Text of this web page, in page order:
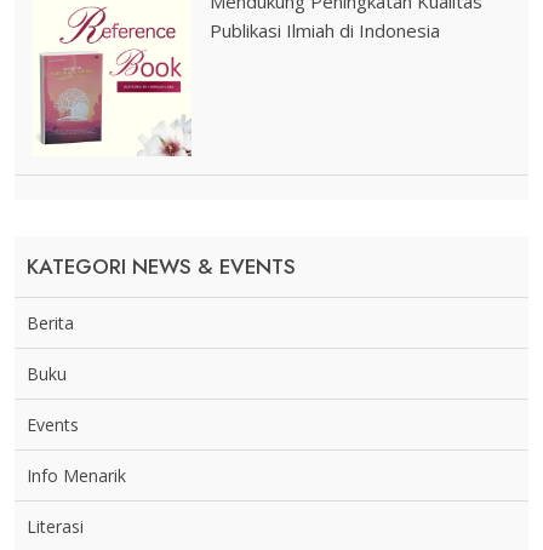
Publikasi Ilmiah di Indonesia
KATEGORI NEWS & EVENTS
Berita
Buku
Events
Info Menarik
Literasi